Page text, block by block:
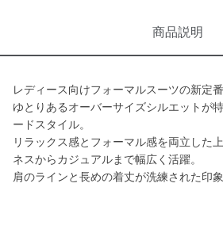
商品説明
レディース向けフォーマルスーツの新定番
ゆとりあるオーバーサイズシルエットが
ードスタイル。
リラックス感とフォーマル感を両立した
ネスからカジュアルまで幅広く活躍。
肩のラインと長めの着丈が洗練された印